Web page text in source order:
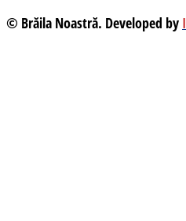
© Brăila Noastră. Developed by I